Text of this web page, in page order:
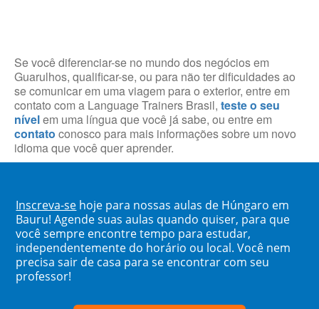
Se você diferenciar-se no mundo dos negócios em
Guarulhos, qualificar-se, ou para não ter dificuldades ao
se comunicar em uma viagem para o exterior, entre em
contato com a Language Trainers Brasil, teste o seu
nívelem uma língua que você já sabe, ou entre em
contato conosco para mais informações sobre um novo
idioma que você quer aprender.
Inscreva-se hoje para nossas aulas de Húngaro em
Bauru! Agende suas aulas quando quiser, para que
você sempre encontre tempo para estudar,
independentemente do horário ou local. Você nem
precisa sair de casa para se encontrar com seu
professor!